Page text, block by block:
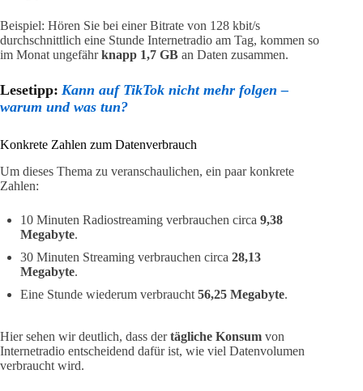
Beispiel: Hören Sie bei einer Bitrate von 128 kbit/s
durchschnittlich eine Stunde Internetradio am Tag, kommen so
im Monat ungefährknapp 1,7 GB an Daten zusammen.
Lesetipp: Kann auf TikTok nicht mehr folgen –
warum und was tun?
Konkrete Zahlen zum Datenverbrauch
Um dieses Thema zu veranschaulichen, ein paar konkrete
Zahlen:
10 Minuten Radiostreaming verbrauchen circa 9,38
Megabyte.
30 Minuten Streaming verbrauchen circa 28,13
Megabyte.
Eine Stunde wiederum verbraucht 56,25 Megabyte.
Hier sehen wir deutlich, dass dertägliche Konsum von
Internetradio entscheidend dafür ist, wie viel Datenvolumen
verbraucht wird.